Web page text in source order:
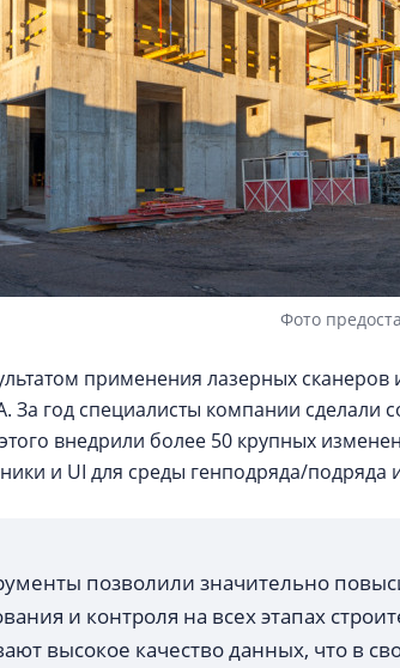
Фото
применения лазерных
За год специалисты компании
внедрили более 50 крупных
и UI для среды генподряда/подряда
позволили значительно
и контроля на всех этапах
высокое качество данных, что в